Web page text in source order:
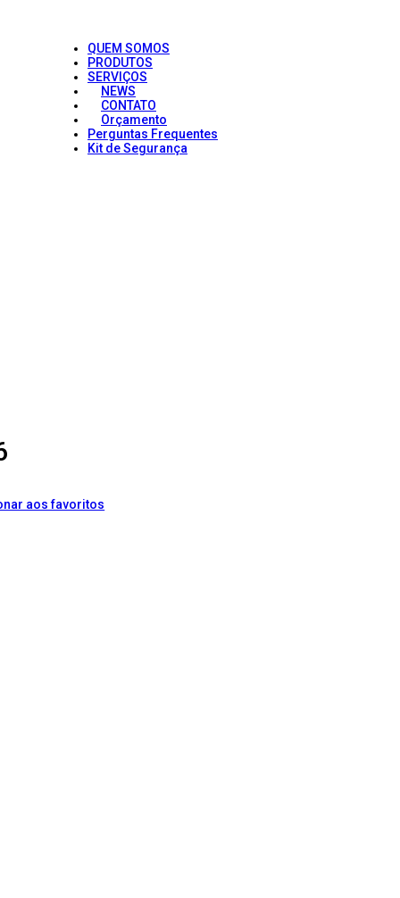
QUEM SOMOS
PRODUTOS
SERVIÇOS
NEWS
CONTATO
Orçamento
Perguntas Frequentes
Kit de Segurança
aos favoritos